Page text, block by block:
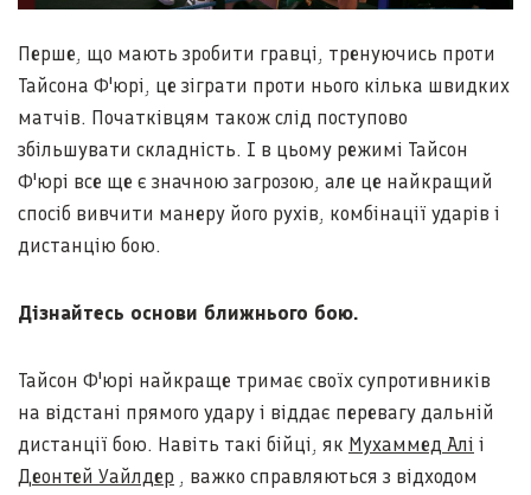
Перше, що мають зробити гравці, тренуючись проти
Тайсона Ф'юрі, це зіграти проти нього кілька швидких
матчів. Початківцям також слід поступово
збільшувати складність. І в цьому режимі Тайсон
Ф'юрі все ще є значною загрозою, але це найкращий
спосіб вивчити манеру його рухів, комбінації ударів і
дистанцію бою.
Дізнайтесь основи ближнього бою.
Тайсон Ф'юрі найкраще тримає своїх супротивників
на відстані прямого удару і віддає перевагу дальній
дистанції бою. Навіть такі бійці, як Мухаммед Алі і
Деонтей Уайлдер , важко справляються з відходом